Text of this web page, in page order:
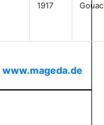
1917
www.mageda.de